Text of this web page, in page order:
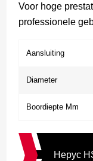
Voor hoge
professionele
Aansluiting
Diameter
Boordiepte Mm
Hepyc